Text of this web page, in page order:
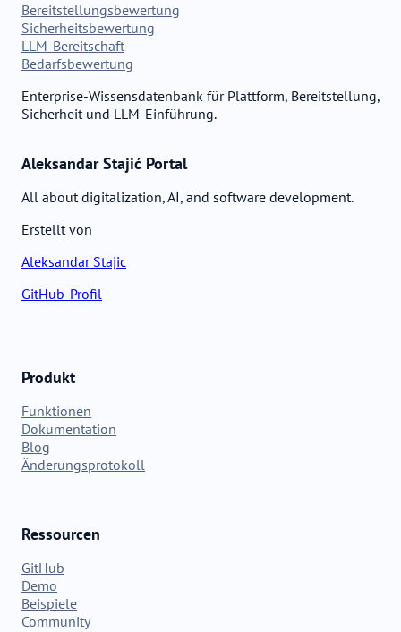
Bereitstellungsbewertung
Sicherheitsbewertung
LLM-Bereitschaft
Bedarfsbewertung
Enterprise-Wissensdatenbank für Plattform, Bereitstellung,
Sicherheit und LLM-Einführung.
Aleksandar Stajić Portal
All about digitalization, AI, and software development.
Erstellt von
Aleksandar Stajic
GitHub-Profil
Produkt
Funktionen
Dokumentation
Blog
Änderungsprotokoll
Ressourcen
GitHub
Demo
Beispiele
Community